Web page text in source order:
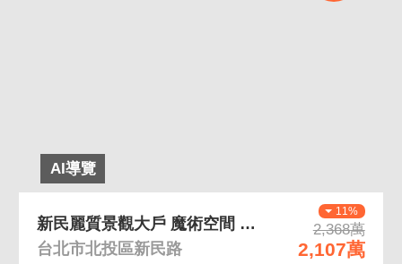
AI導覽
11%
2,368萬
2,107萬
新民麗質景觀大戶 魔術空間 頂樓景觀
台北市北投區新民路